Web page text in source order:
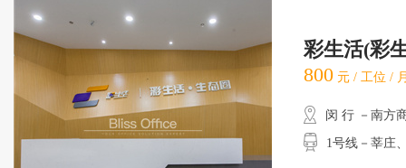
彩生活(彩
800 元 / 工位 /
闵 行 －南方
1号线－莘庄